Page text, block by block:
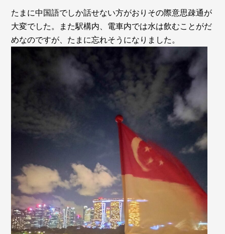
たまに中国語でしか話せない方がおりその際意思疎通が
大変でした。また駅構内、電車内では水は飲むことがだ
めなのですが、たまに忘れそうになりました。